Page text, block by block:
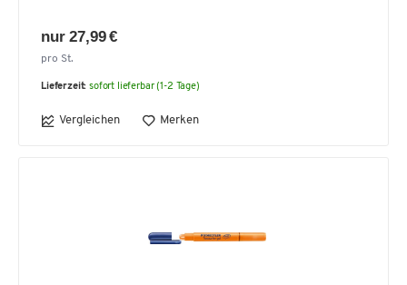
nur 27,99 €
pro St.
Lieferzeit: sofort lieferbar (1-2 Tage)
Vergleichen Merken